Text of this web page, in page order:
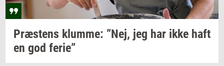
Præ­stens klum­me: ”Nej, jeg har ikke haft
en god ferie”